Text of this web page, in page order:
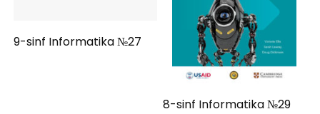
9-sinf Informatika №27
8-sinf Informatika №29